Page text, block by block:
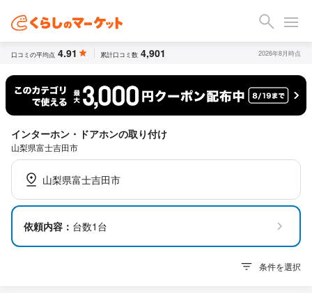
口コミの平均点 4.91 累計口コミ数 4,901 2026年8月時点
インターホン・ドアホンの取り付け
山梨県富士吉田市
山梨県富士吉田市
依頼内容： 台数1台
条件を選択